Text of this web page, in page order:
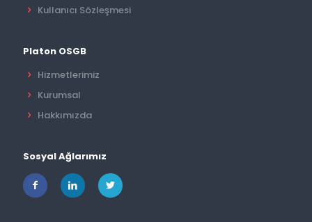
Kullanıcı Sözleşmesi
Platon OSGB
Hizmetlerimiz
Kurumsal
Hakkımızda
Sosyal Ağlarımız